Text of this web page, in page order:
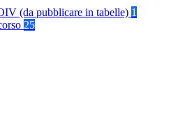
(da pubblicare in tabelle) 1
25